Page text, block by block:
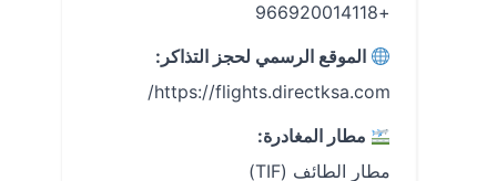
+966920014118
الموقع الرسمي لحجز التذاكر:
مطار المغادرة:
مطار الطائف (TIF)